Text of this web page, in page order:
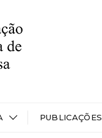
PUBLICAÇÕES